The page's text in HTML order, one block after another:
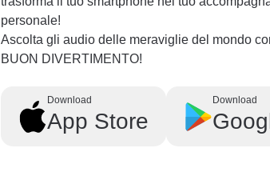
personale!
Ascolta gli audio delle meraviglie del mondo
BUON DIVERTIMENTO!
Download
App Store
Download